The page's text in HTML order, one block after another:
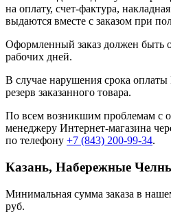
на оплату, счет-фактура,
выдаются вместе с заказом при
Оформленный заказ должен быть
рабочих дней.
В случае нарушения срока оплаты
резерв заказанного товара.
По всем возникшим проблемам с
менеджеру Интернет-магазина
по телефону +7 (843) 200-99-34.
Казань, Набережные
Минимальная сумма заказа в
руб.